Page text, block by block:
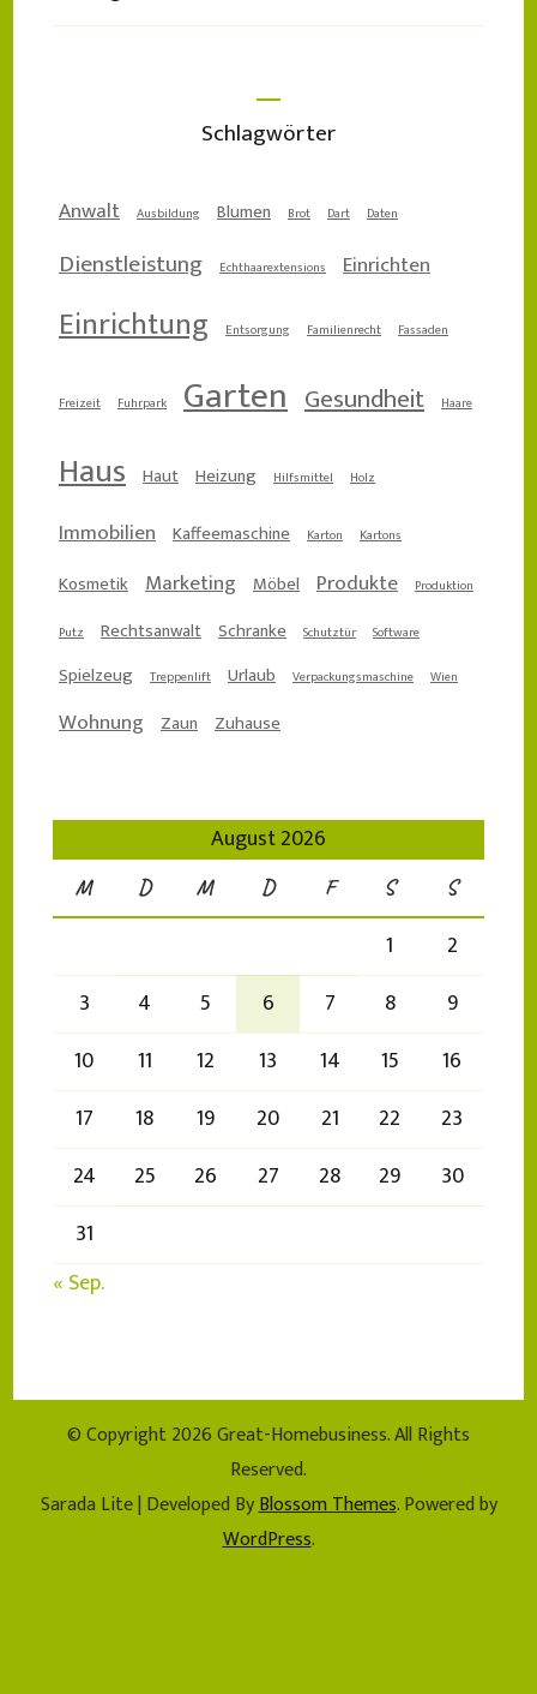
Schlagwörter
Anwalt Ausbildung Blumen Brot Dart Daten
Dienstleistung Echthaarextensions Einrichten
Einrichtung Entsorgung Familienrecht Fassaden
Freizeit Fuhrpark Garten Gesundheit Haare
Haus Haut Heizung Hilfsmittel Holz
Immobilien Kaffeemaschine Karton Kartons
Kosmetik Marketing Möbel Produkte Produktion
Putz Rechtsanwalt Schranke Schutztür Software
Spielzeug Treppenlift Urlaub Verpackungsmaschine Wien
Wohnung Zaun Zuhause
August 2026
M D M D F S S
1
2
3
4 5 6 7 8
9
10
11 12 13 14 15
16
17
18 19 20 21 22
23
24
25 26 27 28 29
30
31
« Sep.
© Copyright 2026Great-Homebusiness. All Rights
Reserved.
Sarada Lite | Developed ByBlossom Themes. Powered by
WordPress.